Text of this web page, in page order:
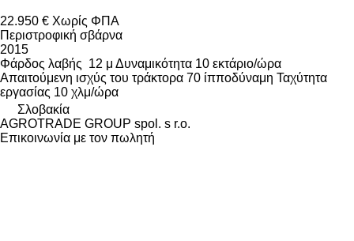
22.950 € Χωρίς ΦΠΑ
Περιστροφική σβάρνα
2015
Φάρδος λαβής 12 μ Δυναμικότητα 10 εκτάριο/ώρα
Απαιτούμενη ισχύς του τράκτορα 70 ίπποδύναμη Ταχύτητα
εργασίας 10 χλμ/ώρα
Σλοβακία
AGROTRADE GROUP spol. s r.o.
Επικοινωνία με τον πωλητή